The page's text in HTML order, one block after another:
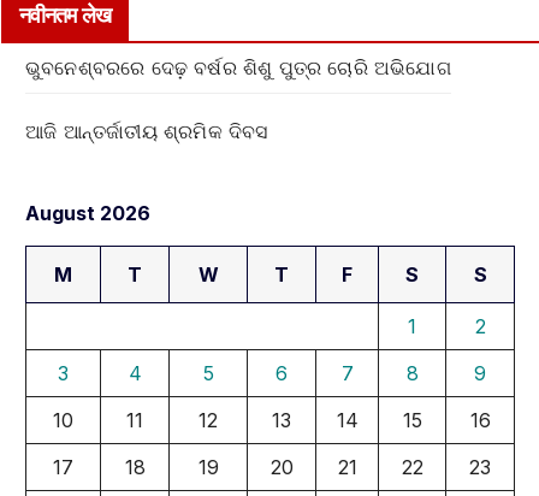
नवीनतम लेख
ଭୁବନେଶ୍ବରରେ ଦେଢ଼ ବର୍ଷର ଶିଶୁ ପୁତ୍ର ଚୋରି ଅଭିଯୋଗ
ଆଜି ଆନ୍ତର୍ଜାତୀୟ ଶ୍ରମିକ ଦିବସ
August 2026
M T W T F S S
1
2
3
4 5 6 7 8
9
10
11 12 13 14 15
16
17
18 19 20 21 22
23